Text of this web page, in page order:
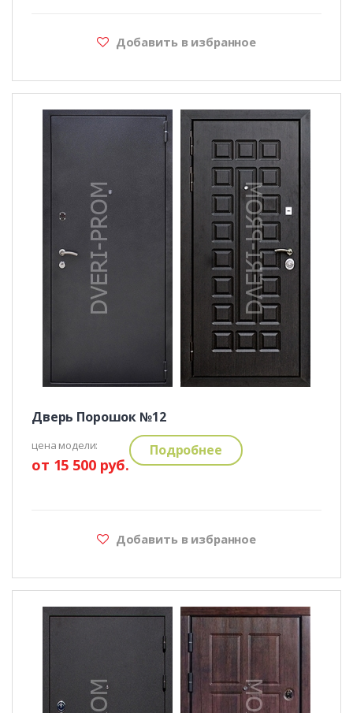
Добавить в избранное
Дверь Порошок №12
цена модели:
от 15 500 руб.
Подробнее
Добавить в избранное